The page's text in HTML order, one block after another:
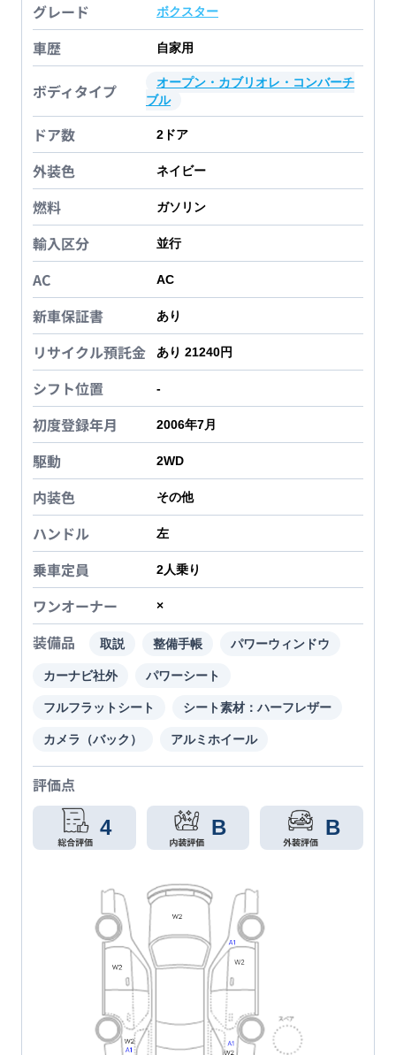
グレード ボクスター
車歴 自家用
ボディタイプ
オープン・カブリオレ・コンバーチ
ブル
ドア数 2 ドア
外装色 ネイビー
燃料 ガソリン
輸入区分 並行
AC AC
新車保証書 あり
リサイクル預託金 あり 21240円
シフト位置 -
初度登録年月 2006年7月
駆動 2WD
内装色 その他
ハンドル 左
乗車定員 2人乗り
ワンオーナー ×
装備品 取説 整備手帳 パワーウィンドウ
カーナビ社外 パワーシート
フルフラットシート シート素材：ハーフレザー
カメラ（バック） アルミホイール
評価点
4 B B